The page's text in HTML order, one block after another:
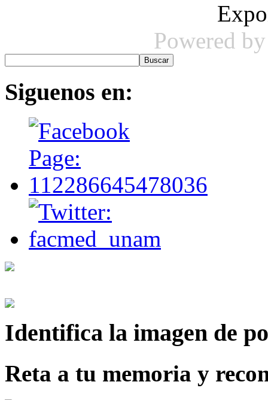
Powered
Siguenos en:
Identifica la imagen de
Reta a tu memoria y